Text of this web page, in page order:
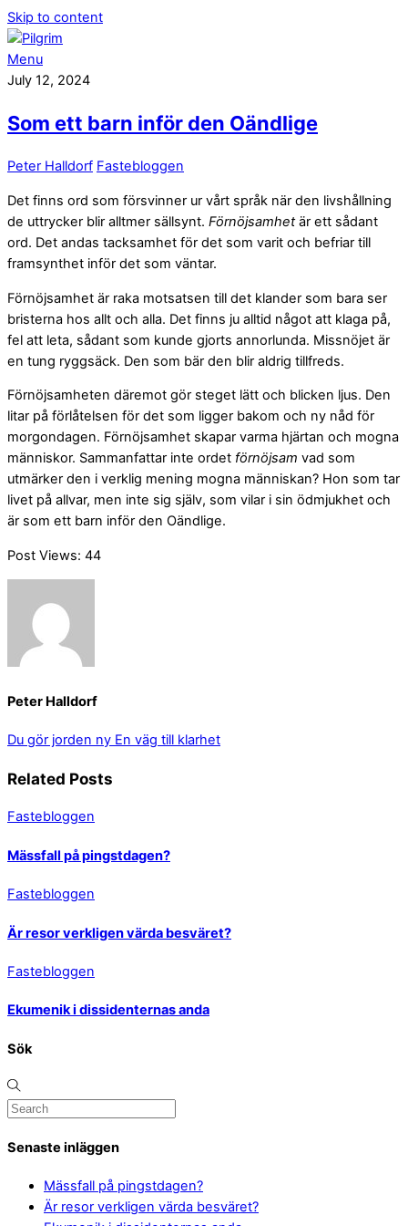
Skip to content
Menu
July 12, 2024
Som ett barn inför den Oändlige
Peter Halldorf Fastebloggen
Det finns ord som försvinner ur vårt språk när den livshållning
de uttrycker blir alltmer sällsynt. Förnöjsamhetär ett sådant
ord. Det andas tacksamhet för det som varit och befriar till
framsynthet inför det som väntar.
Förnöjsamhet är raka motsatsen till det klander som bara ser
bristerna hos allt och alla. Det finns ju alltid något att klaga på,
fel att leta, sådant som kunde gjorts annorlunda. Missnöjet är
en tung ryggsäck. Den som bär den blir aldrig tillfreds.
Förnöjsamheten däremot gör steget lätt och blicken ljus. Den
litar på förlåtelsen för det som ligger bakom och ny nåd för
morgondagen. Förnöjsamhet skapar varma hjärtan och mogna
människor. Sammanfattar inte ordet förnöjsam vad som
utmärker den i verklig mening mogna människan? Hon som tar
livet på allvar, men inte sig själv, som vilar i sin ödmjukhet och
är som ett barn inför den Oändlige.
Post Views: 44
Peter Halldorf
Du gör jorden ny En väg till klarhet
Related Posts
Fastebloggen
Mässfall på pingstdagen?
Fastebloggen
Är resor verkligen värda besväret?
Fastebloggen
Ekumenik i dissidenternas anda
Sök
Senaste inläggen
Mässfall på pingstdagen?
Är resor verkligen värda besväret?